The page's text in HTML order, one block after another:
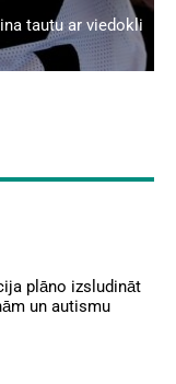
tautu ar viedokli
plāno izsludināt
un autismu